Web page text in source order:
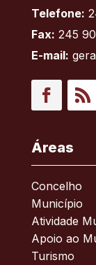
Telefone:
Fax: 245
E-mail:
Áreas
Concelho
Município
Atividade
Apoio ao
Turismo